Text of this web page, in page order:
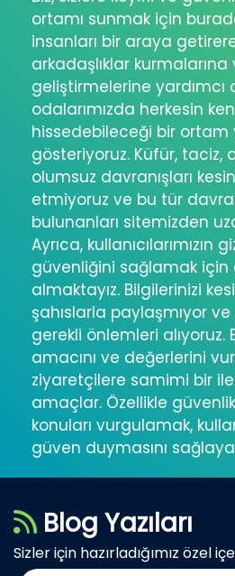
ortamı sunmak için
insanları bir araya
arkadaşlıklar
geliştirmelerine yardımcı
odalarımızda herkesin
hissedebileceği bir
gösteriyoruz. Küfür, taciz,
olumsuz davranışları
etmiyoruz ve bu tür
bulunanları sitemizden
Ayrıca, kullanıcılarımızın
güvenliğini sağlamak
almaktayız. Bilgilerinizi
şahıslarla paylaşmıyor
gerekli önlemleri alıyoruz.
amacını ve değerlerini
ziyaretçilere samimi bir
amaçlar. Özellikle
konuları vurgulamak,
güven duymasını
Blog Yazıları
Sizler için hazırladığımız özel